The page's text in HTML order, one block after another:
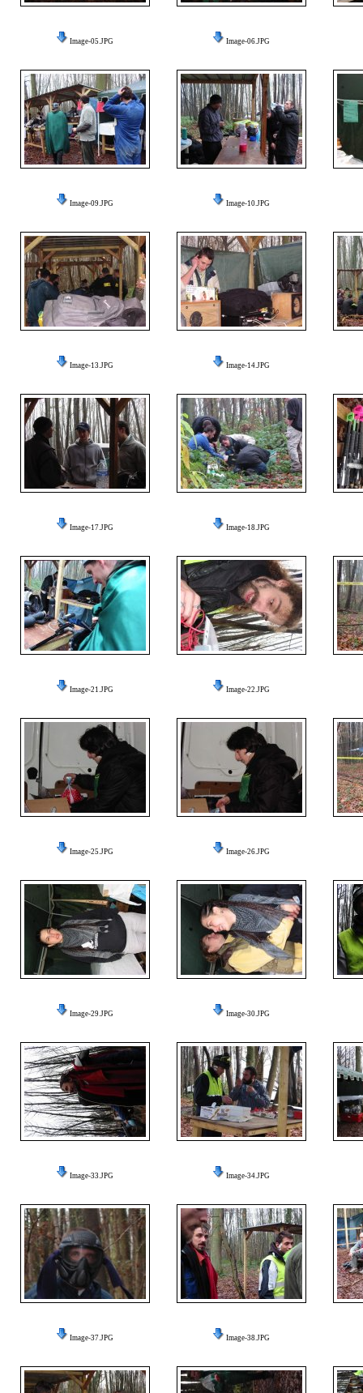
Image-05.JPG Image-06.JPG
Image-09.JPG Image-10.JPG
Image-13.JPG Image-14.JPG
Image-17.JPG Image-18.JPG
Image-21.JPG Image-22.JPG
Image-25.JPG Image-26.JPG
Image-29.JPG Image-30.JPG
Image-33.JPG Image-34.JPG
Image-37.JPG Image-38.JPG